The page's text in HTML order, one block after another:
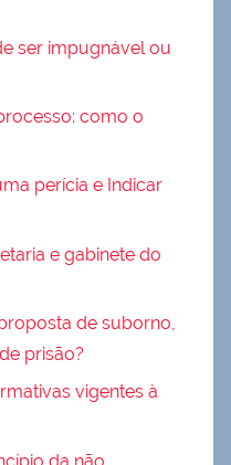
ser impugnável ou
como o
perícia e Indicar
e gabinete do
de suborno,
prisão?
vigentes à